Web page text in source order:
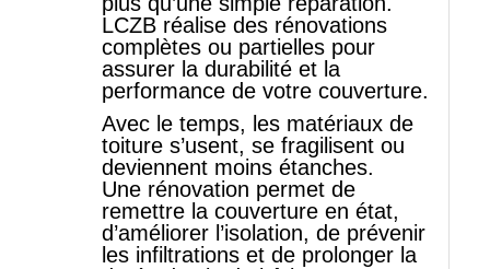
LCZB réalise des rénovations
complètes ou partielles pour
assurer la durabilité et la
performance de votre couverture.
Avec le temps, les matériaux de
toiture s’usent, se fragilisent ou
deviennent moins étanches.
Une rénovation permet de
remettre la couverture en état,
d’améliorer l’isolation, de prévenir
les infiltrations et de prolonger la